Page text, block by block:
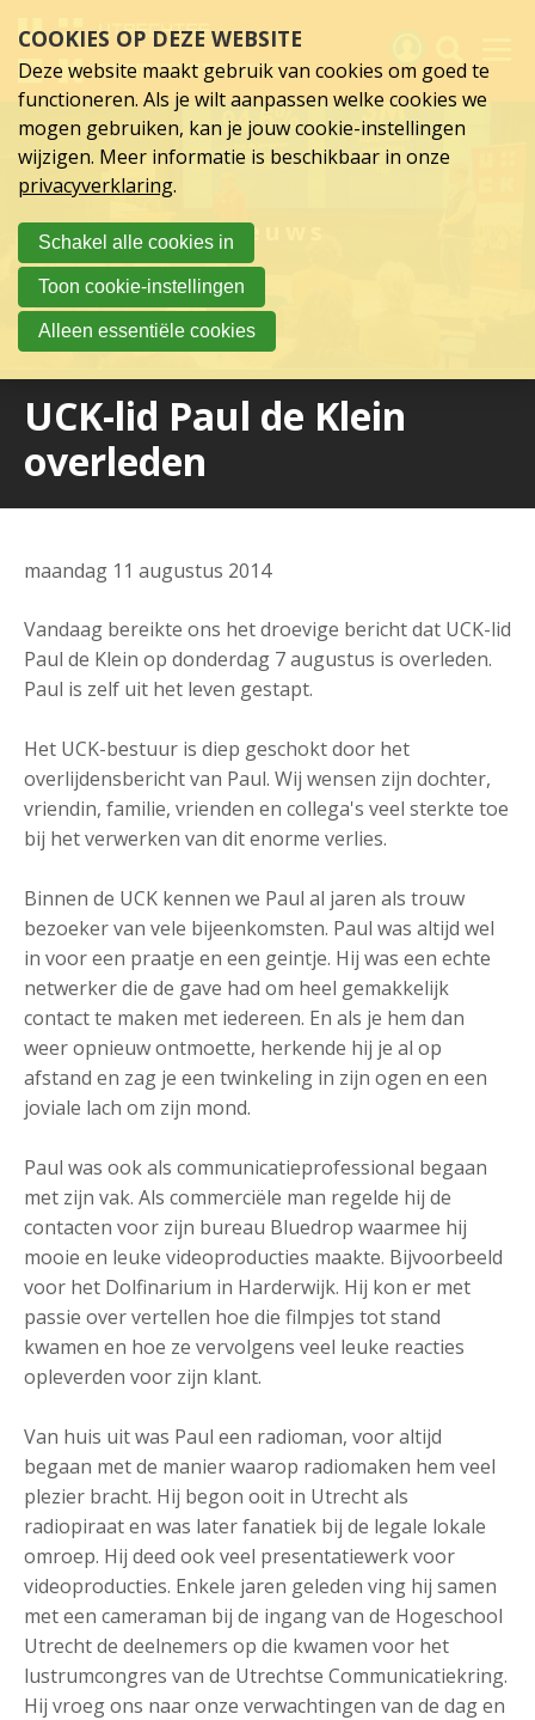
links
over
Spring
hoofd
inhoud
Spring
naar
hoofdnavigatie
Nieuws
UCK-lid Paul de Klein
overleden
maandag 11 augustus 2014
Vandaag bereikte ons het droevige bericht dat UCK-lid
Paul de Klein op donderdag 7 augustus is overleden.
Paul is zelf uit het leven gestapt.
Het UCK-bestuur is diep geschokt door het
overlijdensbericht van Paul. Wij wensen zijn dochter,
vriendin, familie, vrienden en collega's veel sterkte toe
bij het verwerken van dit enorme verlies.
Binnen de UCK kennen we Paul al jaren als trouw
bezoeker van vele bijeenkomsten. Paul was altijd wel
in voor een praatje en een geintje. Hij was een echte
netwerker die de gave had om heel gemakkelijk
contact te maken met iedereen. En als je hem dan
weer opnieuw ontmoette, herkende hij je al op
afstand en zag je een twinkeling in zijn ogen en een
joviale lach om zijn mond.
Paul was ook als communicatieprofessional begaan
met zijn vak. Als commerciële man regelde hij de
contacten voor zijn bureau Bluedrop waarmee hij
mooie en leuke videoproducties maakte. Bijvoorbeeld
voor het Dolfinarium in Harderwijk. Hij kon er met
passie over vertellen hoe die filmpjes tot stand
kwamen en hoe ze vervolgens veel leuke reacties
opleverden voor zijn klant.
Van huis uit was Paul een radioman, voor altijd
begaan met de manier waarop radiomaken hem veel
plezier bracht. Hij begon ooit in Utrecht als
radiopiraat en was later fanatiek bij de legale lokale
omroep. Hij deed ook veel presentatiewerk voor
videoproducties. Enkele jaren geleden ving hij samen
met een cameraman bij de ingang van de Hogeschool
Utrecht de deelnemers op die kwamen voor het
lustrumcongres van de Utrechtse Communicatiekring.
Hij vroeg ons naar onze verwachtingen van de dag en
Activiteiten
Nieuws
Verslagen
Sluit je aan
Over UCK
COOKIES OP DEZE WEBSITE
Deze website maakt gebruik van cookies om goed te
functioneren. Als je wilt aanpassen welke cookies we
mogen gebruiken, kan je jouw cookie-instellingen
wijzigen. Meer informatie is beschikbaar in onze
privacyverklaring.
Schakel alle cookies in
Toon cookie-instellingen
Alleen essentiële cookies